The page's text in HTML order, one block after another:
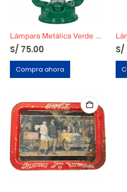
Lámpara Metálica Verde Vintage
S/ 75.00
Compra ahora
S/